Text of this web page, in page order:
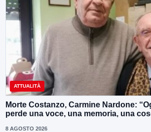
ATTUALITÀ
Morte Costanzo, Carmine Nardone:
perde una voce, una memoria, una
8 AGOSTO 2026